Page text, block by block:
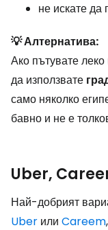
не искате да
💡 Алтернатива:
Ако пътувате
да използвате
само няколко
бавно и не е
Uber,
Най-добрият
Uber или Careem